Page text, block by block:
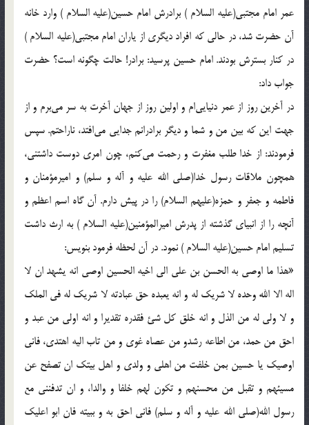
عمر امام مجتبى(علیه السلام )‌ برادرش امام حسين(علیه السلام )‌ وارد خانه
آن حضرت شد، در حالى كه افراد ديگرى از ياران امام مجتبى(علیه السلام )‌
در كنار بسترش بودند. امام حسين پرسيد: برادر! حالت چگونه است؟ حضرت
جواب داد:
در آخرين روز از عمر دنيايى‌ام و اولين روز از جهان آخرت به سر مى‌برم و از
جهت اين كه بين من و شما و ديگر برادرانم جدايى مى‌افتد، ناراحتم. سپس
فرمودند: از خدا طلب مغفرت و رحمت مى‌كنم، چون امرى دوست داشتنى،
همچون ملاقات رسول خدا(صلی الله علیه و آله و سلم) و اميرمؤمنان و
فاطمه و جعفر و حمزه(عليهم السلام) را در پيش دارم. آن گاه اسم اعظم و
آنچه را از انبياى گذشته از پدرش اميرالمؤمنين(علیه السلام )‌ به ارث داشت
تسليم امام حسين(علیه السلام )‌ نمود. در آن لحظه فرمود بنويس:
«هذا ما اوصى به الحسن بن على الى اخيه الحسين اوصى انه يشهد ان لا
اله الا الله وحده لا شريك له و انه يعبده حق عبادته لا شريك له فى الملك
و لا ولى له من الذل و انه خلق كل شئ فقدره تقديرا و انه اولى من عبد و
احق من حمد، من اطاعه رشدو من عصاه غوى و من تاب اليه اهتدى، فانى
اوصيك يا حسين بمن خلفت من اهلى و ولدى و اهل بيتك ان تصفح عن
مسيئهم و تقبل من محسنهم و تكون لهم خلفا و والدا، و ان تدفننى مع
رسول الله(صلی الله علیه و آله و سلم) فانى احق به و ببيته فان ابو اعليك